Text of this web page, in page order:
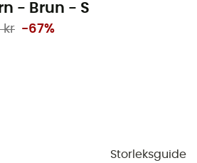
- Brun - S
kr -67%
Storleksguide